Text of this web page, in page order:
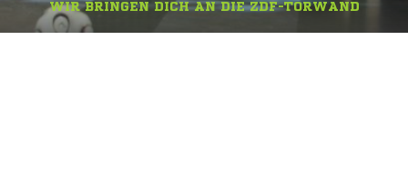
WIR BRINGEN DICH AN DIE ZDF-TORWAND